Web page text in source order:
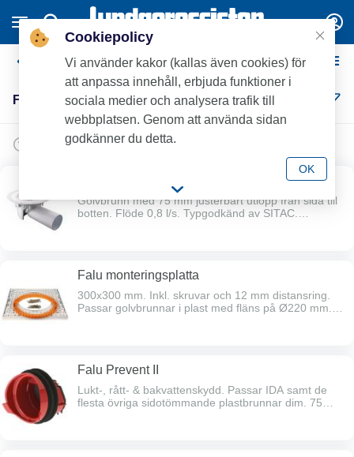
Faluplast golvbrunnar & tbh
Faluplast golvbrunnar & tbh (22)
Golvbrunn med 75 mm justerbart utlopp från sida till
botten. Flöde 0,8 l/s. Typgodkänd av SITAC.
Falu monteringsplatta
300x300 mm. Inkl. skruvar och 12 mm distansring.
Passar golvbrunnar i plast med fläns på Ø220 mm.
Falu Prevent II
Lukt-, rått- & bakvattenskydd. Passar IDA samt de
flesta övriga sidotömmande plastbrunnar dim. 75
Cookiepolicy
Vi använder kakor (kallas även cookies) för
att anpassa innehåll, erbjuda funktioner i
sociala medier och analysera trafik till
webbplatsen. Genom att använda sidan
godkänner du detta.
OK